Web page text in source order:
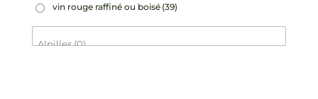
vin rouge raffiné ou boisé (39)